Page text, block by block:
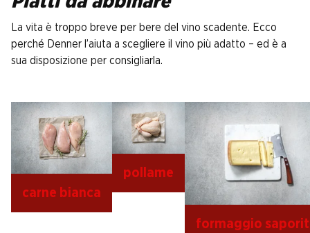
La vita è troppo breve per bere del vino scadente. Ecco
perché Denner l’aiuta a scegliere il vino più adatto – ed è a
sua disposizione per consigliarla.
carne bianca
pollame
formaggio